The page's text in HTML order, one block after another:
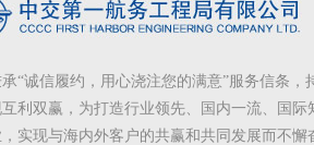
承“诚信履约，用心浇注您的满意”服务信条，
互利双赢，为打造行业领先、国内一流、国际
实现与海内外客户的共赢和共同发展而不懈